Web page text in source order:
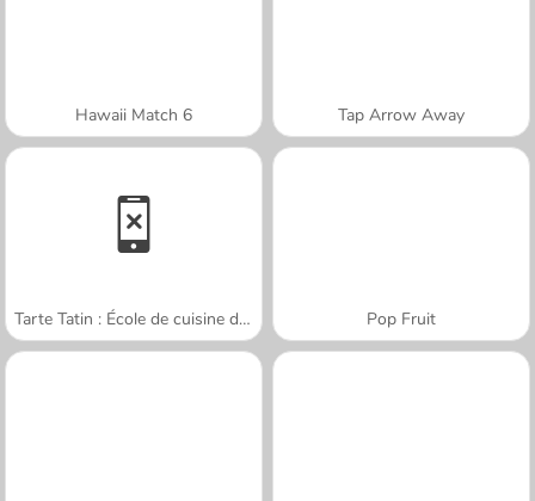
Hawaii Match 6 Tap Arrow Away
Tarte Tatin : École de cuisine de Sara Pop Fruit